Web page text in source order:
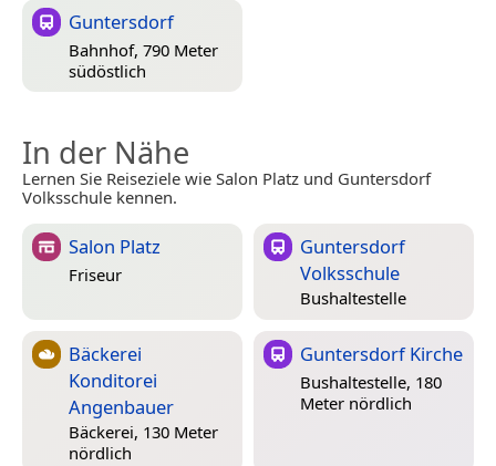
Guntersdorf
Bahnhof, 790 Meter
südöstlich
In der Nähe
Lernen Sie Reiseziele wie Salon Platz und Guntersdorf
Volksschule kennen.
Salon Platz
Friseur
Guntersdorf
Volksschule
Bushaltestelle
Bäckerei
Konditorei
Angenbauer
Bäckerei, 130 Meter
nördlich
Guntersdorf Kirche
Bushaltestelle, 180
Meter nördlich